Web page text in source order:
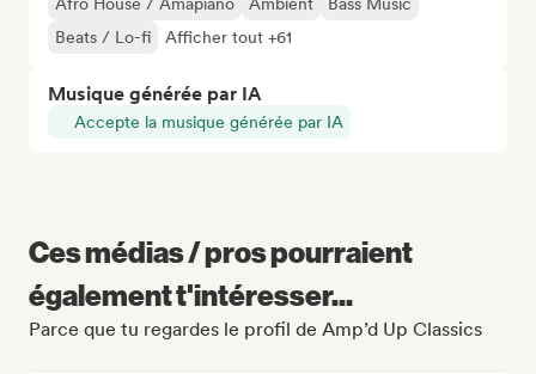
Beats / Lo-fi
Afficher tout +61
Musique générée par IA
Accepte la musique générée par IA
Ces médias / pros pourraient
également t'intéresser...
Parce que tu regardes le profil de Amp’d Up Classics